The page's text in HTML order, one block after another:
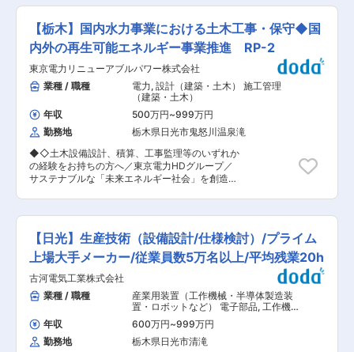
時間程度／フレックス制度ありで働き方◎ 宇都
宮・日光・矢板エリアからの車通勤OK ※エリアに
より引っ越し補填あり ■キャリアパス： 入社後
仕事を覚えながら品質保証業務に携わり、主査登
用試験、その後管理職試験となります。 国内工場
がメインですが、海外関連工場（台湾）への技術
支援や赴任の可能性もございます。 ■同社の魅
力： ・プライム上場、創業140年、売上一兆円規
模を誇る同社は、日本の電線業界の御三家と呼ば
れ、安定経営を実現しています。 ・主に電線やケ
ーブル、光ファイバーなどを製造しており、エネ
ルギーや通信、自動車、半導体（生成AI）など多
くの分野で活躍しています。 ・女性活躍推進マー
・社内副業／社内公募制度など多様なキャリア形
成を支援する取り組みに注力しており、中途入社
める業務
創業100年の老舗食品メーカーで、「味」と「安
全」を支える品質管理の中核ポジション ◎理化
学・官能・微生物検査を横断し、分析〜改善提案
まで関われるためスキルの幅を広げられる（OJT
あり） ◎残業月10〜15h／年休120日／住宅・家
族手当ありで長期就業しやすい環境 ■採用背景
生産量増加・製品ライン拡充に伴い、味と安全性
の均質化を目的とした増員募集。品質基準の整備
と製造との連携を通じ、安定供給を支えるポジシ
ョンです。 ■業務内容 ◎理化学検査：ソースやた
れの粘度（とろみ）、pH、塩分、糖度などを糖度
計・粘度計・滴定装置等で測定し、分析表にまと
めて規格適合を判定、次工程へ引き継ぎ ◎官能検
査：味・食感・風味・外観を試食で評価し、数値
化できない「おいしさ」を判定。結果をもとに配
合や工程改善を提案 ◎微生物検査：無菌室でサン
当 ◎原料・アレルギー検査：受入原料の品質確認
やアレルゲン検査を行い、法令・社内基準に沿っ
て管理。問題発生時は関係部署へ報告 ◎レシピ
（指図書）発行：計量・調合・加熱条件などを明
文化した指図書を作成・管理し、生産ミスを防止
◎工場衛生・機器管理：衛生チェックや測定機器
の点検・校正を実施し、製造部門と連携して改善
活動・原因調査・再発防止を推進 ◎データ管理・
報告：検査データの集計・分析、品質基準の見直
し、社内向け報告書作成など品質面から工場を支
【栃木】国内水力事業における土木工事・保守◆国
内外の再生可能エネルギー事業推進 RP-2
東京電力リニューアブルパワー株式会社
業種 / 職種
電力, 設計（建築・土木） 施工管理
（建築・土木）
年収
500万円~999万円
勤務地
栃木県日光市鬼怒川温泉滝
◆◇土木設備設計、積算、工事監理等のいずれか
の経験をお持ちの方へ／東京電力HDグループ／
サステナブルな「未来エネルギー社会」を創造す
備の調査,計画,設計,積算から工事監理,保守管理,運
用までの幅広い業務内容についてインハウスエン
ジニアとして担当いただき、カーボンニュートラ
ル実現に向けた水力発電設備形成の一翼を担って
いただきます。 ◆業務詳細 ●水力発電所の土木
設備に関する定期点検・設備診断 ●水力土木設備
におけるゲート・関連機器の操作・運用管理 ●水
力土木設備の修繕・更新工事に関する工事計画、
発注、積算、工事監理（発注者サイド） ※施工実
務はゼネコン等の協力会社が担当します。 そのた
め、本ポジションでは発注者としての工事監理・
【日光】生産技術（設備設計/仕様検討）/プライム
上場大手メーカー/従業員数5万名以上/平均残業20h
古河電気工業株式会社
業種 / 職種
産業用装置（工作機械・半導体製造装
置・ロボットなど） 電子部品, 工作機
械・産業機械・ロボット 工程設計・工
法開発・工程改善・IE（機械・金属加
工） 設備立ち上げ・設計（機械設計）
年収 600万円~999万円
勤務地
栃木県日光市清滝